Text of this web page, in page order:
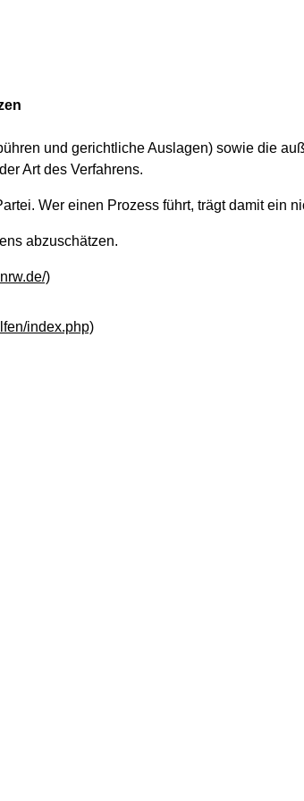
und gerichtliche Auslagen) sowie die
Art des Verfahrens.
Wer einen Prozess führt, trägt damit ein
abzuschätzen.
)
index.php)